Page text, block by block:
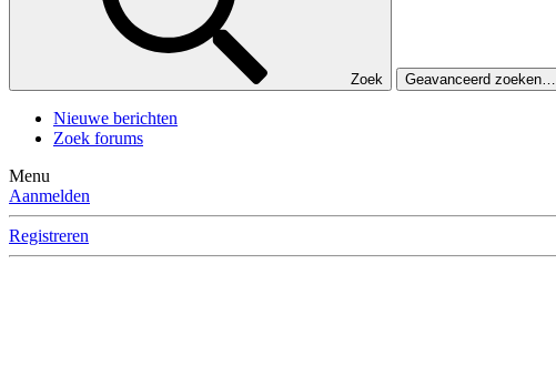
Zoek Geavanceerd zoeken…
Nieuwe berichten
Zoek forums
Menu
Aanmelden
Registreren